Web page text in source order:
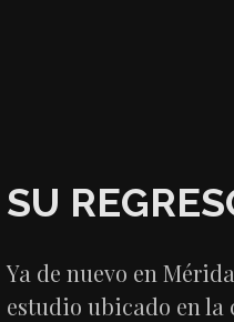
SU
Ya de nuevo en
estudio ubicado en la